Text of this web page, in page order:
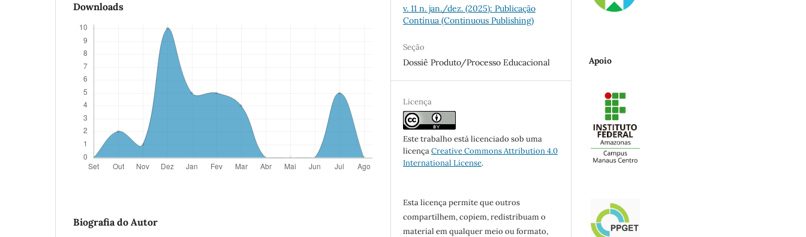
Downloads
Biografia do Autor
v. 11 n. jan./dez. (2025): Publicação
Contínua (Continuous Publishing)
Seção
Dossiê Produto/Processo Educacional
Licença
Este trabalho está licenciado sob uma
licençaCreative Commons Attribution 4.0
International License.
Esta licença permite que outros
compartilhem, copiem, redistribuam o
material em qualquer meio ou formato,
Apoio